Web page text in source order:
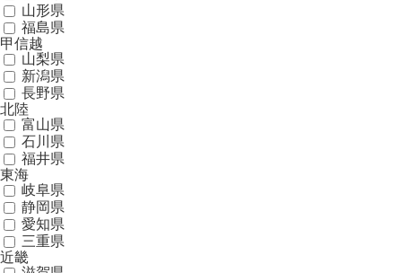
山形県
福島県
甲信越
山梨県
新潟県
長野県
北陸
富山県
石川県
福井県
東海
岐阜県
静岡県
愛知県
三重県
近畿